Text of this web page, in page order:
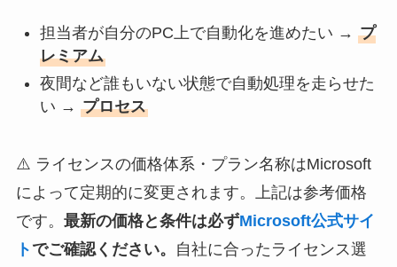
担当者が自分のPC上で自動化を進めたい → プ
レミアム
夜間など誰もいない状態で自動処理を走らせた
い → プロセス
⚠️ ライセンスの価格体系・プラン名称はMicrosoft
によって定期的に変更されます。上記は参考価格
です。 最新の価格と条件は必ずMicrosoft公式サイ
ト でご確認ください。
自社に合ったライセンス選